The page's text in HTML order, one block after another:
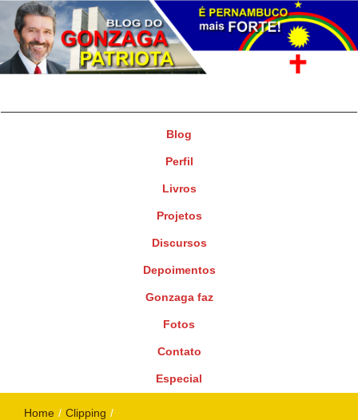
Blog
Perfil
Livros
Projetos
Discursos
Depoimentos
Gonzaga faz
Fotos
Contato
Especial
Home / Clipping /